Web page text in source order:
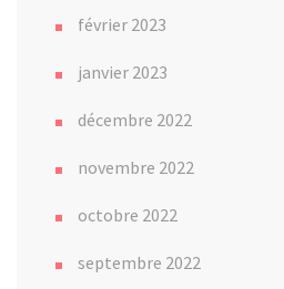
février 2023
janvier 2023
décembre 2022
novembre 2022
octobre 2022
septembre 2022